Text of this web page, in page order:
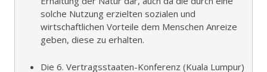
n
s
r
solche Nutzung erzielten sozialen und
wirtschaftlichen Vorteile dem Menschen Anreize
geben, diese zu erhalten.
Die 6. Vertragsstaaten-Konferenz (Kuala Lumpur)